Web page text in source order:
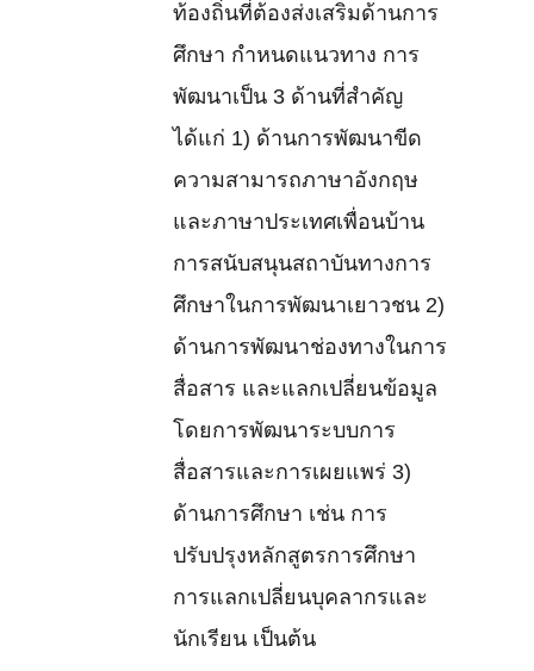
ท้องถิ่นที่ต้องส่งเสริมด้านการ
ศึกษา กำหนดแนวทาง การ
พัฒนาเป็น 3 ด้านที่สำคัญ
ได้แก่ 1) ด้านการพัฒนาขีด
ความสามารถภาษาอังกฤษ
และภาษาประเทศเพื่อนบ้าน
การสนับสนุนสถาบันทางการ
ศึกษาในการพัฒนาเยาวชน 2)
ด้านการพัฒนาช่องทางในการ
สื่อสาร และแลกเปลี่ยนข้อมูล
โดยการพัฒนาระบบการ
สื่อสารและการเผยแพร่ 3)
ด้านการศึกษา เช่น การ
ปรับปรุงหลักสูตรการศึกษา
การแลกเปลี่ยนบุคลากรและ
นักเรียน เป็นต้น